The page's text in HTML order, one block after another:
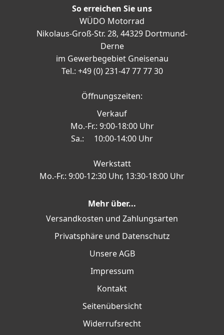
So erreichen Sie uns
WÜDO Motorrad
Nikolaus-Groß-Str. 28, 44329 Dortmund-
Derne
im Gewerbegebiet Gneisenau
Tel.: +49 (0) 231-47 77 77 30
Öffnungszeiten:
Verkauf
Mo.-Fr.: 9:00-18:00 Uhr
Sa.: 10:00-14:00 Uhr
Werkstatt
Mo.-Fr.: 9:00-12:30 Uhr, 13:30-18:00 Uhr
Mehr über...
Versandkosten und Zahlungsarten
Privatsphäre und Datenschutz
Unsere AGB
Impressum
Kontakt
Seitenübersicht
Widerrufsrecht